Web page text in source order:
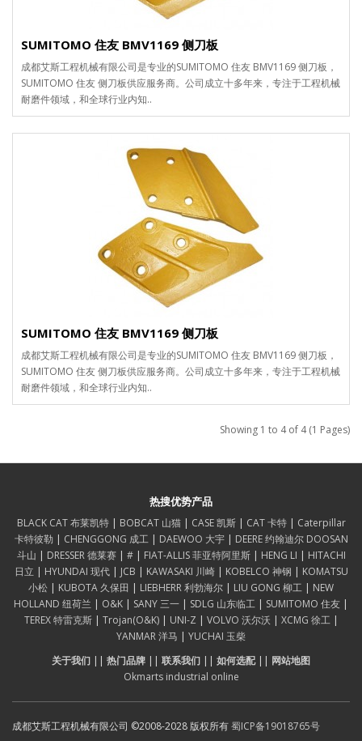
SUMITOMO 住友 BMV1169 侧刀板
成都艾斯工程机械有限公司是专业的SUMITOMO 住友 BMV1169 侧刀板，
SUMITOMO 住友 侧刀板供应服务商。公司成立十多年来，专注于工程机械
耐磨件领域，和全球行业内知..
SUMITOMO 住友 BMV1169 侧刀板
成都艾斯工程机械有限公司是专业的SUMITOMO 住友 BMV1169 侧刀板，
SUMITOMO 住友 侧刀板供应服务商。公司成立十多年来，专注于工程机械
耐磨件领域，和全球行业内知..
Showing 1 to 4 of 4 (1 Pages)
热搜优势产品
BLACK CAT 布莱凯特 | BOBCAT 山猫 | CASE 凯斯 | CAT 卡特 | Caterpillar
卡特彼勒 | CHENGGONG 成工 | DAEWOO 大宇 | DEERE 约翰迪尔 DOOSAN
斗山 | DRESSER 德莱赛 | # | FIAT-ALLIS 菲亚特阿里斯 | HENG LI | HITACHI
日立 | HYUNDAI 现代 | JCB | KAWASAKI 川崎 | KOBELCO 神钢 | KOMATSU
小松 | KUBOTA 久保田 | LIEBHERR 利勃海尔 | LIU GONG 柳工 | NEW
HOLLAND 纽荷兰 | O&K | SANY 三一 | SDLG 山东临工 | SUMITOMO 住友 |
TEREX 特雷克斯 | Trojan(O&K) | UNI-Z | VOLVO 沃尔沃 | XCMG 徐工 |
YANMAR 洋马 | YUCHAI 玉柴
关于我们 || 热门品牌 || 联系我们 || 如何选配 || 网站地图
Okmarts industrial online
成都艾斯工程机械有限公司 ©2008-2028 版权所有蜀ICP备19018765号